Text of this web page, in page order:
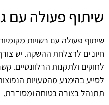
שיתוף פעולה עם
שיתוף פעולה עם רשויות
חיוניים להצלחת ההשקה. יש
לחוקים ולתקנות הרלוונטיים.
לסייע בהימנע מהטעויות
תתנהל בצורה בטוחה ומסודרת.